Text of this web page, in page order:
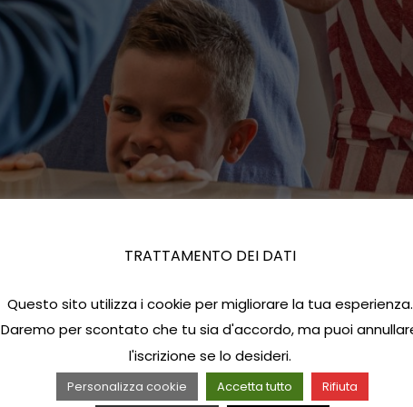
TRATTAMENTO DEI DATI
Questo sito utilizza i cookie per migliorare la tua esperienza.
Daremo per scontato che tu sia d'accordo, ma puoi
l'iscrizione se lo desideri.
Personalizza cookie Accetta tutto Rifiuta